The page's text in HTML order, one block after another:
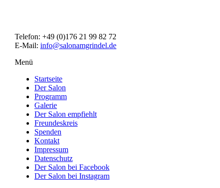
Telefon: +49 (0)176 21 99 82 72
E-Mail: info@salonamgrindel.de
Menü
Startseite
Der Salon
Programm
Galerie
Der Salon empfiehlt
Freundeskreis
Spenden
Kontakt
Impressum
Datenschutz
Der Salon bei Facebook
Der Salon bei Instagram